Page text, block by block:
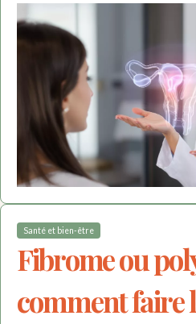
Santé et bien-être
Fibrome ou
comment faire